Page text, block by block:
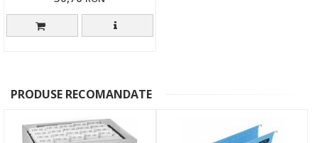
PRODUSE RECOMANDATE